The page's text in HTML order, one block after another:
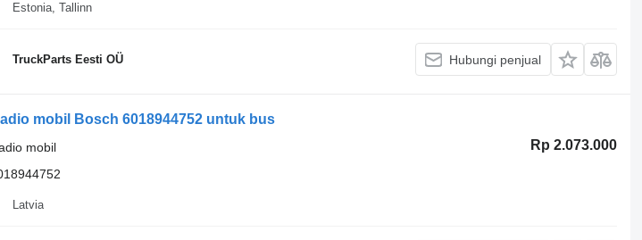
Estonia, Tallinn
TruckParts Eesti OÜ Hubungi penjual
mobil Bosch 6018944752 untuk bus
Rp 2.073.000
mobil
Latvia